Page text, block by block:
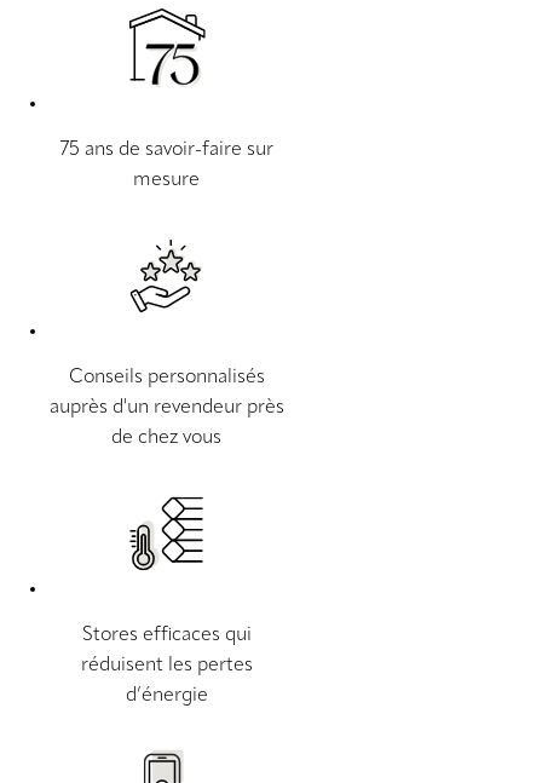
75 ans de savoir-faire sur
mesure
Conseils personnalisés
auprès d'un revendeur près
de chez vous
Stores efficaces qui
réduisent les pertes
d’énergie